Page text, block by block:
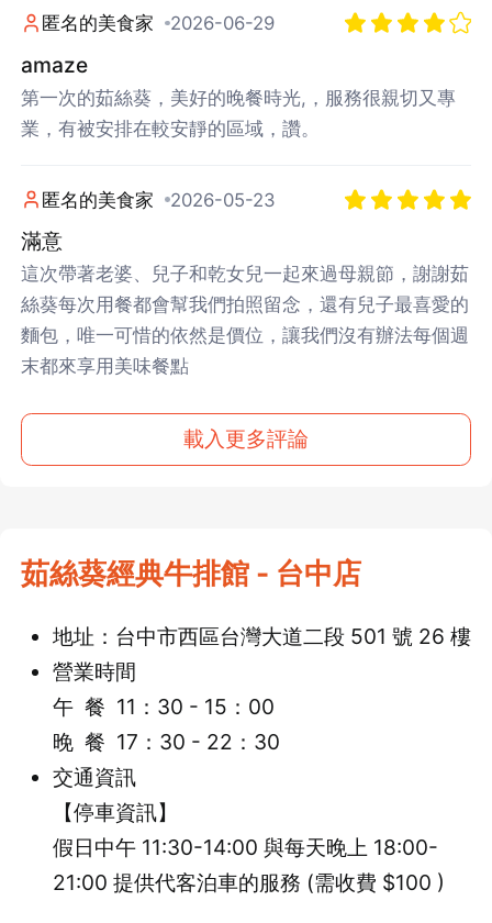
匿名的美食家 2026-06-29
amaze
第一次的茹絲葵，美好的晚餐時光,，服務很親切又專
業，有被安排在較安靜的區域，讚。
匿名的美食家 2026-05-23
滿意
這次帶著老婆、兒子和乾女兒一起來過母親節，謝謝茹
絲葵每次用餐都會幫我們拍照留念，還有兒子最喜愛的
麵包，唯一可惜的依然是價位，讓我們沒有辦法每個週
末都來享用美味餐點
載入更多評論
茹絲葵經典牛排館 - 台中店
地址：台中市西區台灣大道二段 501 號 26 樓
營業時間
午 餐 11：30 - 15：00
晚 餐 17：30 - 22：30
交通資訊
【停車資訊】
假日中午 11:30-14:00 與每天晚上 18:00-
21:00 提供代客泊車的服務 (需收費 $100 )